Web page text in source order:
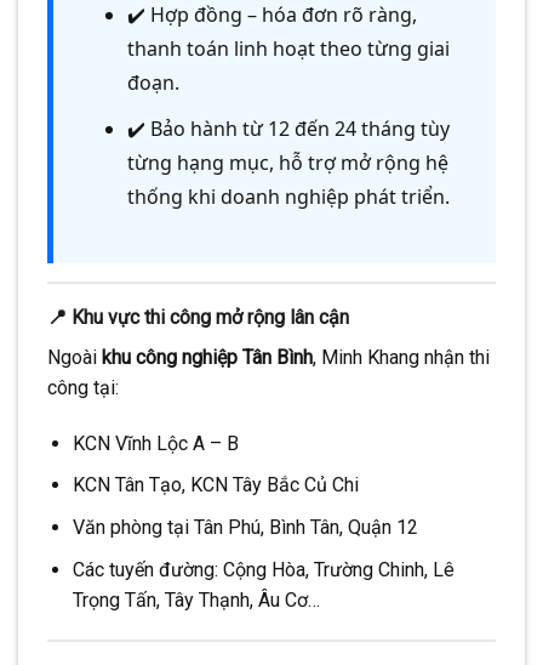
✔️ Hợp đồng – hóa đơn rõ ràng,
thanh toán linh hoạt theo từng giai
đoạn.
✔️ Bảo hành từ 12 đến 24 tháng tùy
từng hạng mục, hỗ trợ mở rộng hệ
thống khi doanh nghiệp phát triển.
📍 Khu vực thi công mở rộng lân cận
Ngoài khu công nghiệp Tân Bình, Minh Khang nhận thi
công tại:
KCN Vĩnh Lộc A – B
KCN Tân Tạo, KCN Tây Bắc Củ Chi
Văn phòng tại Tân Phú, Bình Tân, Quận 12
Các tuyến đường: Cộng Hòa, Trường Chinh, Lê
Trọng Tấn, Tây Thạnh, Âu Cơ…